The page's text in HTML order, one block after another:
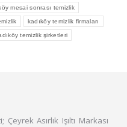
mesai sonrası temizlik
kadıköy temizlik firmaları
temizlik şirketleri
Çeyrek Asırlık Işıltı Markası